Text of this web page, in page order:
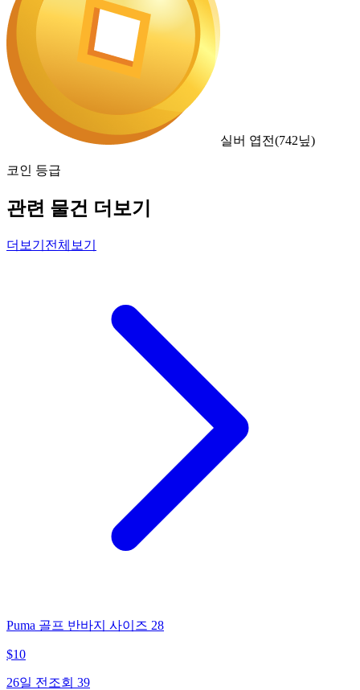
실버 엽전(742닢)
코인 등급
관련 물건 더보기
더보기 전체보기
Puma 골프 반바지 사이즈 28
$10
26일 전 조회 39